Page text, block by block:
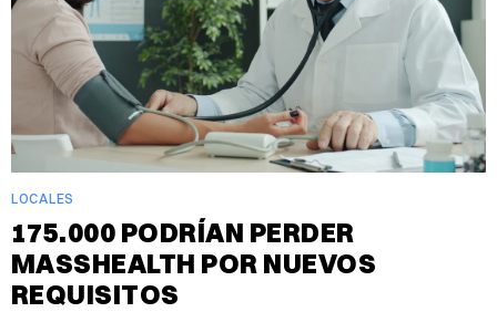
LOCALES
175.000 PODRÍAN PERDER
MASSHEALTH POR NUEVOS
REQUISITOS